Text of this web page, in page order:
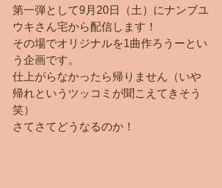
第一弾として9月20日（土）にナンブユ
ウキさん宅から配信します！
その場でオリジナルを1曲作ろうーとい
う企画です。
仕上がらなかったら帰りません（いや
帰れというツッコミが聞こえてきそう
笑）
さてさてどうなるのか！